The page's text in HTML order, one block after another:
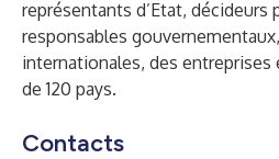
représentants d’Etat,
responsables
internationales, des entreprises
de 120 pays.
Contacts